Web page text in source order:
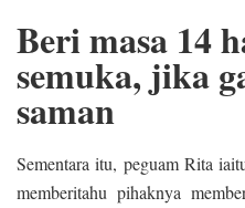
Beri masa 14
semuka, jika
saman
Sementara itu, peguam Rita
memberitahu pihaknya